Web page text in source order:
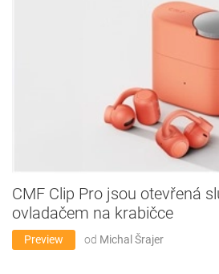
CMF Clip Pro jsou otevřená
ovladačem na krabičce
Preview od Michal Šrajer